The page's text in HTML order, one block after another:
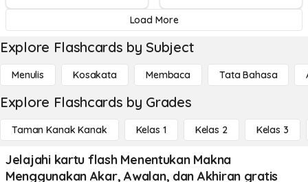
Load More
Explore Flashcards by Subject
Menulis Kosakata Membaca Tata Bahasa
Explore Flashcards by Grades
Taman Kanak Kanak Kelas 1 Kelas 2 Kelas 3
Jelajahi kartu flash Menentukan Makna
Menggunakan Akar, Awalan, dan Akhiran gratis